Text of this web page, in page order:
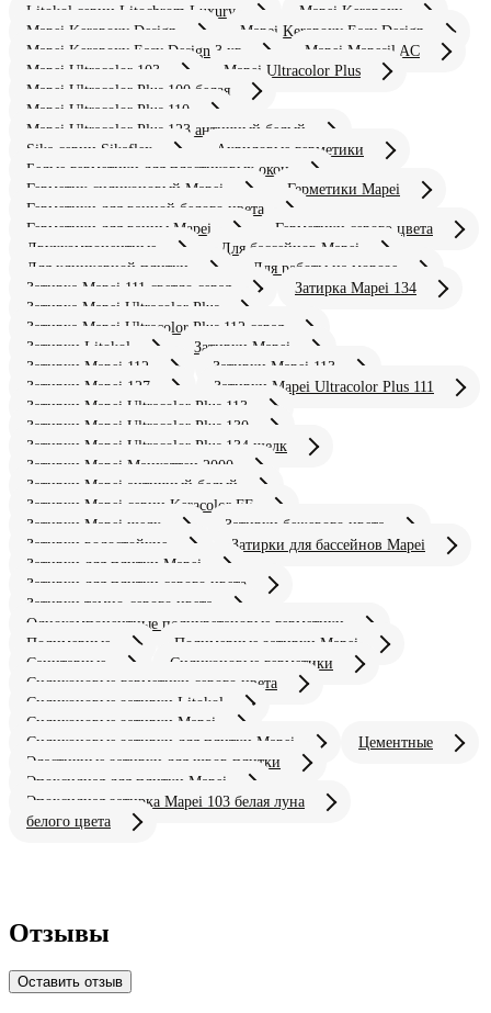
Litokol серии Litochrom Luxury
Mapei Kerapoxy
Mapei Kerapoxy Design
Mapei Kerapoxy Easy Design
Mapei Kerapoxy Easy Design 3 кг
Mapei Mapesil AC
Mapei Ultracolor 103
Mapei Ultracolor Plus
Mapei Ultracolor Plus 100 белая
Mapei Ultracolor Plus 110
Mapei Ultracolor Plus 123 античный белый
Sika серии Sikaflex
Акриловые герметики
Белые герметики для пластиковых окон
Герметик силиконовый Mapei
Герметики Mapei
Герметики для ванной белого цвета
Герметики для ванны Mapei
Герметики серого цвета
Двухкомпонентные
Для бассейнов Mapei
Для клинкерной плитки
Для работы на морозе
Затирка Mapei 111 светло серая
Затирка Mapei 134
Затирка Mapei Ultracolor Plus
Затирка Mapei Ultracolor Plus 112 серая
Затирки Litokol
Затирки Mapei
Затирки Mapei 112
Затирки Mapei 113
Затирки Mapei 127
Затирки Mapei Ultracolor Plus 111
Затирки Mapei Ultracolor Plus 113
Затирки Mapei Ultracolor Plus 130
Затирки Mapei Ultracolor Plus 134 шелк
Затирки Mapei Манхэттен 2000
Затирки Mapei античный белый
Затирки Mapei серии Keracolor FF
Затирки Mapei шелк
Затирки бежевого цвета
Затирки водостойкие
Затирки для бассейнов Mapei
Затирки для плитки Mapei
Затирки для плитки серого цвета
Затирки темно-серого цвета
Однокомпонентные полиуретановые герметики
Полимерные
Полимерные затирки Mapei
Санитарные
Силиконовые герметики
Силиконовые герметики серого цвета
Силиконовые затирки Litokol
Силиконовые затирки Mapei
Силиконовые затирки для плитки Mapei
Цементные
Эластичные затирки для швов плитки
Эпоксидная для плитки Mapei
Эпоксидная затирка Mapei 103 белая луна
белого цвета
Отзывы
Оставить отзыв